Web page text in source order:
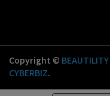
Copyright © BEAUTILITY
CYBERBIZ.